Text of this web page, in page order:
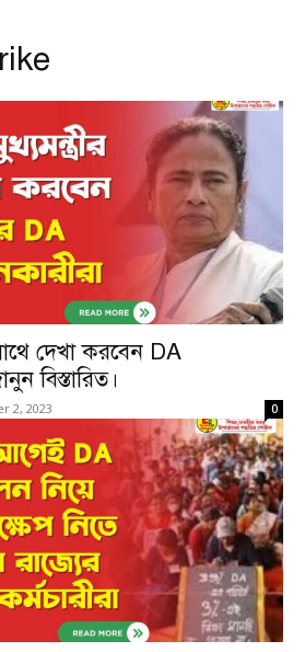
দেখা করবেন DA
বিস্তারিত।
2, 2023 0